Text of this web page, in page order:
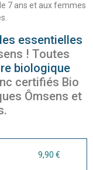
7 ans et aux femmes
essentielles
! Toutes
biologique
certifiés Bio
Ômsens et
9,90€